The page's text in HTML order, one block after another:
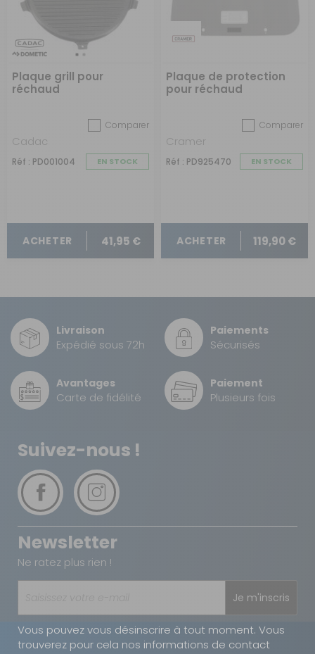
Plaque grill pour
réchaud
Comparer
Cadac
Réf : PD001004 EN STOCK
ACHETER 41,95 €
Plaque de protection
pour réchaud
Comparer
Cramer
Réf : PD925470 EN STOCK
ACHETER 119,90 €
Livraison
Expédié sous 72h
Paiements
Sécurisés
Avantages
Carte de fidélité
Paiement
Plusieurs fois
Suivez-nous !
Newsletter
Ne ratez plus rien !
Je m'inscris
Vous pouvez vous désinscrire à tout moment. Vous
trouverez pour cela nos informations de contact